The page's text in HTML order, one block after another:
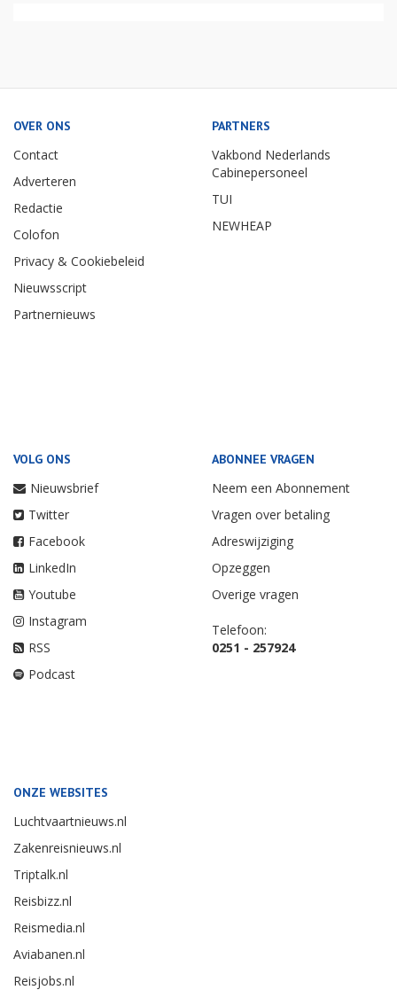
OVER ONS
Contact
Adverteren
Redactie
Colofon
Privacy & Cookiebeleid
Nieuwsscript
Partnernieuws
PARTNERS
Vakbond Nederlands
Cabinepersoneel
TUI
NEWHEAP
VOLG ONS
Nieuwsbrief
Twitter
Facebook
LinkedIn
Youtube
Instagram
RSS
Podcast
ABONNEE VRAGEN
Neem een Abonnement
Vragen over betaling
Adreswijziging
Opzeggen
Overige vragen
Telefoon:
0251 - 257924
ONZE WEBSITES
Luchtvaartnieuws.nl
Zakenreisnieuws.nl
Triptalk.nl
Reisbizz.nl
Reismedia.nl
Aviabanen.nl
Reisjobs.nl